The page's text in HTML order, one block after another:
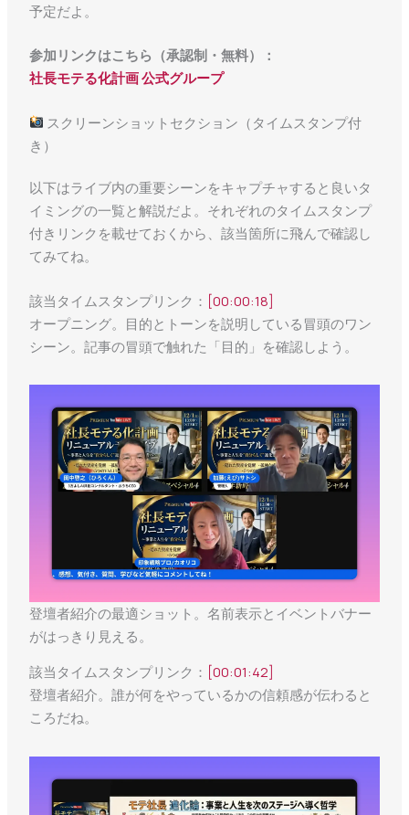
予定だよ。
参加リンクはこちら（承認制・無料）：
社長モテる化計画 公式グループ
スクリーンショットセクション（タイムスタンプ付
き）
以下はライブ内の重要シーンをキャプチャすると良いタ
イミングの一覧と解説だよ。それぞれのタイムスタンプ
付きリンクを載せておくから、該当箇所に飛んで確認し
てみてね。
該当タイムスタンプリンク： [00:00:18]
オープニング。目的とトーンを説明している冒頭のワン
シーン。記事の冒頭で触れた「目的」を確認しよう。
登壇者紹介の最適ショット。名前表示とイベントバナー
がはっきり見える。
該当タイムスタンプリンク： [00:01:42]
登壇者紹介。誰が何をやっているかの信頼感が伝わると
ころだね。